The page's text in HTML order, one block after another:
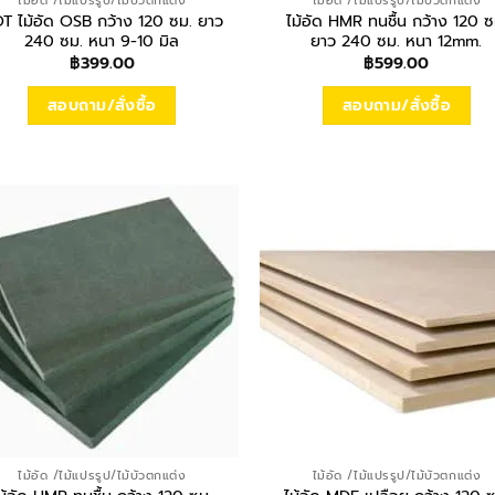
ไม้อัด OSB กว้าง 120 ซม. ยาว
240 ซม. หนา 9-10 มิล
฿399.00
สอบถาม/สั่งซื้อ
ไม้อัด HMR ทนชื้น กว้าง 120
ยาว 240 ซม. หนา 12mm.
฿599.00
สอบถาม/สั่งซื้อ
ไม้อัด /ไม้แปรรูป/ไม้บัวตกแต่ง ไม้อัด /ไม้แปรรูป/ไม้บัวตกแต่ง